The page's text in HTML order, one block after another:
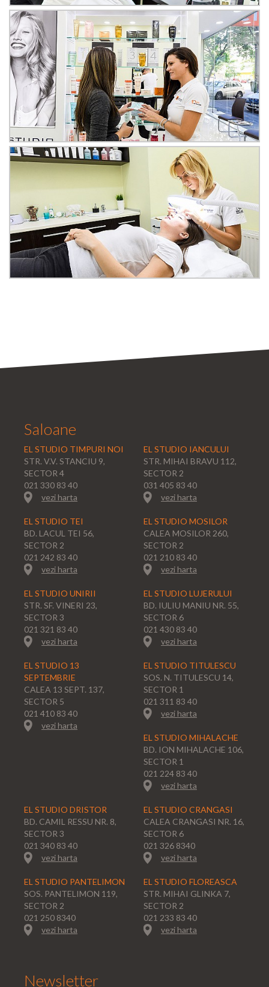
Saloane
EL STUDIO TIMPURI NOI
STR. V.V. STANCIU 9,
SECTOR 4
021 330 83 40
vezi harta
EL STUDIO IANCULUI
STR. MIHAI BRAVU 112,
SECTOR 2
031 405 83 40
vezi harta
EL STUDIO TEI
BD. LACUL TEI 56,
SECTOR 2
021 242 83 40
vezi harta
EL STUDIO MOSILOR
CALEA MOSILOR 260,
SECTOR 2
021 210 83 40
vezi harta
EL STUDIO UNIRII
STR. SF. VINERI 23,
SECTOR 3
021 321 83 40
vezi harta
EL STUDIO LUJERULUI
BD. IULIU MANIU NR. 55,
SECTOR 6
021 430 83 40
vezi harta
EL STUDIO 13
SEPTEMBRIE
CALEA 13 SEPT. 137,
SECTOR 5
021 410 83 40
vezi harta
EL STUDIO TITULESCU
SOS. N. TITULESCU 14,
SECTOR 1
021 311 83 40
vezi harta
EL STUDIO MIHALACHE
BD. ION MIHALACHE 106,
SECTOR 1
021 224 83 40
vezi harta
EL STUDIO DRISTOR
BD. CAMIL RESSU NR. 8,
SECTOR 3
021 340 83 40
vezi harta
EL STUDIO CRANGASI
CALEA CRANGASI NR. 16,
SECTOR 6
021 326 8340
vezi harta
EL STUDIO PANTELIMON
SOS. PANTELIMON 119,
SECTOR 2
021 250 8340
vezi harta
EL STUDIO FLOREASCA
STR. MIHAI GLINKA 7,
SECTOR 2
021 233 83 40
vezi harta
Newsletter